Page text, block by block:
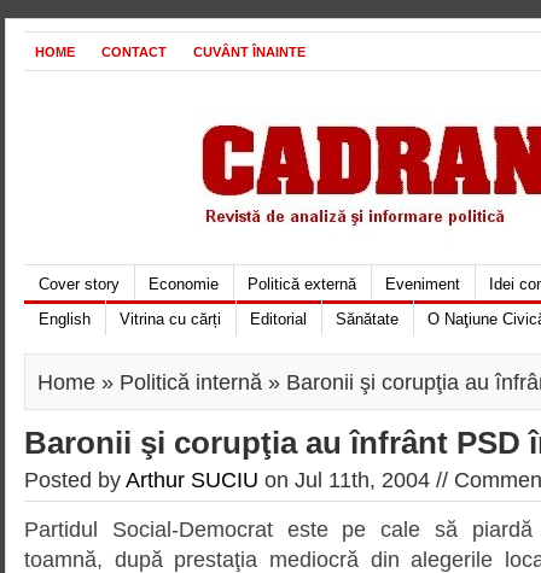
HOME CONTACT CUVÂNT ÎNAINTE
Cover story Economie Politică externă Eveniment
Idei
English
Vitrina cu cărți Editorial Sănătate O Naţiune
Home » Politică internă » Baronii şi corupţia au
Baronii şi corupţia au înfrânt PSD
Posted byArthur SUCIU on Jul 11th, 2004 //
Partidul Social-Democrat este pe cale să
toamnă, după prestaţia mediocră din alegerile